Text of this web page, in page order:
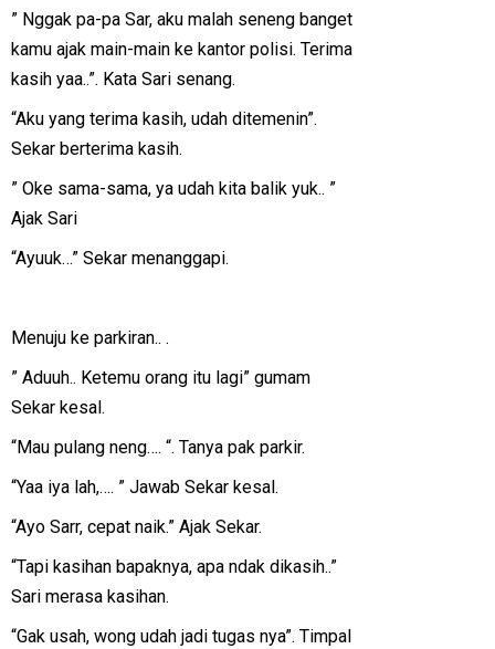
” Nggak pa-pa Sar, aku malah seneng banget
kamu ajak main-main ke kantor polisi. Terima
kasih yaa..”. Kata Sari senang.
“Aku yang terima kasih, udah ditemenin”.
Sekar berterima kasih.
” Oke sama-sama, ya udah kita balik yuk.. ”
Ajak Sari
“Ayuuk…” Sekar menanggapi.
Menuju ke parkiran.. .
” Aduuh.. Ketemu orang itu lagi” gumam
Sekar kesal.
“Mau pulang neng…. “. Tanya pak parkir.
“Yaa iya lah,…. ” Jawab Sekar kesal.
“Ayo Sarr, cepat naik.” Ajak Sekar.
“Tapi kasihan bapaknya, apa ndak dikasih..”
Sari merasa kasihan.
“Gak usah, wong udah jadi tugas nya”. Timpal